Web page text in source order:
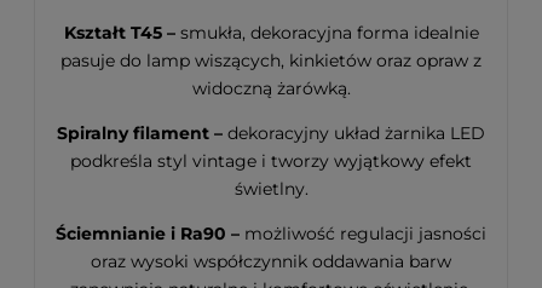
Kształt T45 – smukła, dekoracyjna forma idealnie
pasuje do lamp wiszących, kinkietów oraz opraw z
widoczną żarówką.
Spiralny filament – dekoracyjny układ żarnika LED
podkreśla styl vintage i tworzy wyjątkowy efekt
świetlny.
Ściemnianie i Ra90 – możliwość regulacji jasności
oraz wysoki współczynnik oddawania barw